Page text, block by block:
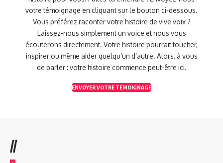
votre témoignage en cliquant sur le bouton ci-dessous.
Vous préférez raconter votre histoire de vive voix ?
Laissez-nous simplement un voice et nous vous
écouterons directement. Votre histoire pourrait toucher,
inspirer ou même aider quelqu’un d’autre. Alors, à vous
de parler : votre histoire commence peut-être ici.
ENVOYER VOTRE TEMOIGNAGE
//